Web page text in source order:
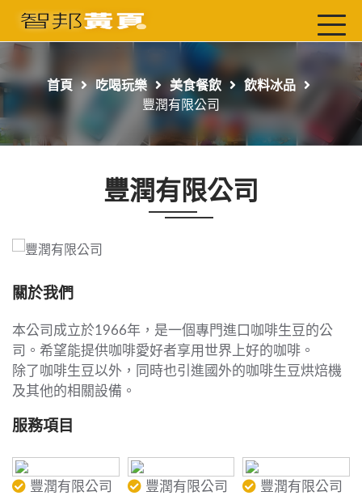
首頁
工商服務
首頁 吃喝玩樂 美食餐飲
飲料冰品
豐潤有限公司
豐潤有限公司
關於我們
本公司成立於1966年，是一個專門進口咖啡生豆的公
司。希望能提供咖啡愛好者享用世界上好的咖啡。
除了咖啡生豆以外，同時也引進國外的咖啡生豆烘焙機
及其他的相關設備。
服務項目
豐潤有限公司 豐潤有限公司 豐潤有限公司